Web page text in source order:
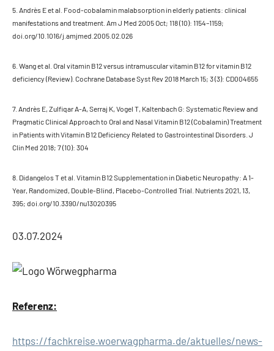
5. Andrès E et al. Food-cobalamin malabsorption in elderly patients: clinical
manifestations and treatment. Am J Med 2005 Oct; 118 (10): 1154–1159;
doi.org/10.1016/j.amjmed.2005.02.026
6. Wang et al. Oral vitamin B12 versus intramuscular vitamin B12 for vitamin B12
deficiency (Review). Cochrane Database Syst Rev 2018 March 15; 3 (3): CD004655
7. Andrès E, Zulfiqar A-A, Serraj K, Vogel T, Kaltenbach G: Systematic Review and
Pragmatic Clinical Approach to Oral and Nasal Vitamin B12 (Cobalamin) Treatment
in Patients with Vitamin B12 Deficiency Related to Gastrointestinal Disorders. J
Clin Med 2018; 7 (10): 304
8. Didangelos T et al. Vitamin B12 Supplementation in Diabetic Neuropathy: A 1-
Year, Randomized, Double-Blind, Placebo-Controlled Trial. Nutrients 2021, 13,
395; doi.org/10.3390/nu13020395
03.07.2024
Referenz:
https://fachkreise.woerwagpharma.de/aktuelles/news-